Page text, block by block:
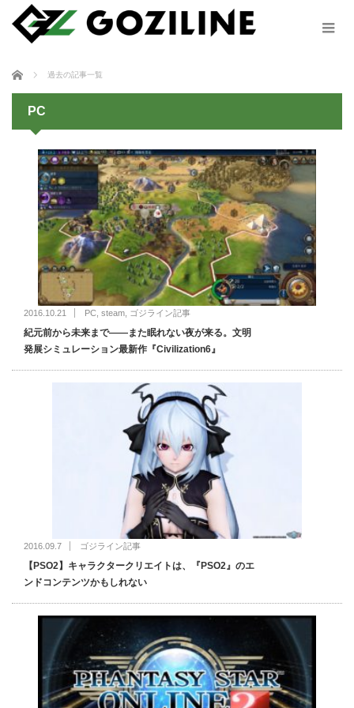
ホーム 過去の記事一覧
PC
2016.10.21 PC steam ゴジライン記事
紀元前から未来まで――また眠れない夜が来る。文明
発展シミュレーション最新作『Civilization6』
2016.09.7 ゴジライン記事
【PSO2】キャラクタークリエイトは、『PSO2』のエ
ンドコンテンツかもしれない